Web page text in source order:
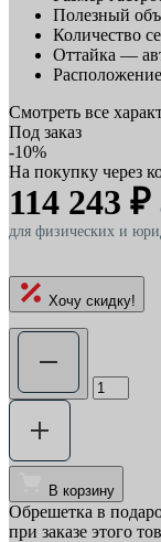
Полезный
Количество
Оттайка —
Смотреть все
Под заказ
-10%
На покупку через
114 243 ₽
для физических и
Хочу скидку!
В корзину
Обрешетка в
при заказе этого